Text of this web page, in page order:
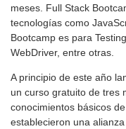
meses. Full Stack
tecnologías como
Bootcamp es para
WebDriver, entre otras.
A principio de este año
un curso gratuito de tres
conocimientos básicos
establecieron una